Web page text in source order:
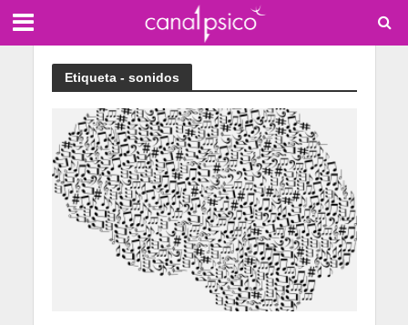
Etiqueta - sonidos